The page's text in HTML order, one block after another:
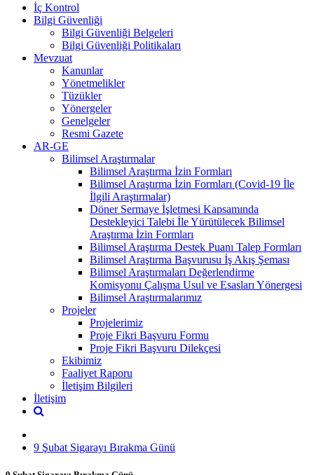
İç Kontrol
Bilgi Güvenliği
Bilgi Güvenliği Belgeleri
Bilgi Güvenliği Politikaları
Mevzuat
Kanunlar
Yönetmelikler
Tüzükler
Yönergeler
Genelgeler
Resmi Gazete
AR-GE
Bilimsel Araştırmalar
Bilimsel Araştırma İzin Formları
Bilimsel Araştırma İzin Formları (Covid-19 İle
İlgili Araştırmalar)
Döner Sermaye İşletmesi Kapsamında
Destekleyici Talebi İle Yürütülecek Bilimsel
Araştırma İzin Formları
Bilimsel Araştırma Destek Puanı Talep Formları
Bilimsel Araştırma Başvurusu İş Akış Şeması
Bilimsel Araştırmaları Değerlendirme
Komisyonu Çalışma Usul ve Esasları Yönergesi
Bilimsel Araştırmalarımız
Projeler
Projelerimiz
Proje Fikri Başvuru Formu
Proje Fikri Başvuru Dilekçesi
Ekibimiz
Faaliyet Raporu
İletişim Bilgileri
İletişim
9 Şubat Sigarayı Bırakma Günü